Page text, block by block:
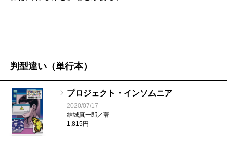
次々と追い詰められていく参加者たち。その謎を解く
ためには「プロジェクト・インソムニア」に仕組まれ
た様々なルールを知り、ひとつひとつパズルのピース
を当てはめるように整理しなくてはならない。中には
ルールを知ることで、却って謎が深まるといった展開
判型違い（単行本）
プロジェクト・インソムニア
2020/07/17
結城真一郎／著
1,815円